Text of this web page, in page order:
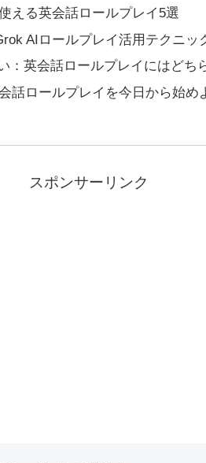
える英会話ロールプレイ5選
AIロールプレイ活用テクニッ
：英会話ロールプレイにはどち
話ロールプレイを今日から始め
スポンサーリンク